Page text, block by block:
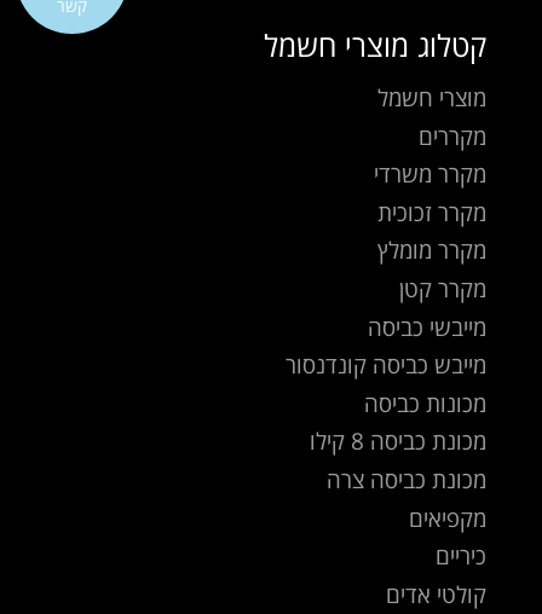
קטלוג מוצרי חשמל
מוצרי חשמל
מקררים
מקרר משרדי
מקרר זכוכית
מקרר מומלץ
מקרר קטן
מייבשי כביסה
מייבש כביסה קונדנסור
מכונות כביסה
מכונת כביסה 8 קילו
מכונת כביסה צרה
מקפיאים
כיריים
קולטי אדים
קשר